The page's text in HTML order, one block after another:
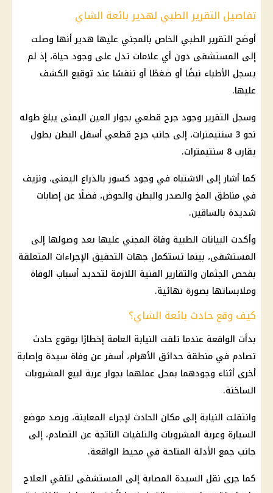
تفاصيل التقرير الطبي لهدير بائعة الشاي
أوضح التقرير الطبي الخاص بالمجني عليها هدير أنها وصلت
إلى المستشفى دون أي علامات تدل على وجود حياة، إذ لم
يسجل الأطباء نبضًا أو ضغطًا أو تنفسًا عند توقيع الكشف
عليها.
وسجل التقرير وجود جرح قطعي بجوار العين اليمنى يبلغ طوله
نحو 3 سنتيمترات، إلى جانب جرح قطعي أسفل البطن بطول
يقارب 8 سنتيمترات.
كما أشار إلى الاشتباه في وجود كسور بالذراع اليمنى، ونزيف
في مناطق المخ والصدر والبطن والحوض، فضلًا عن إصابات
شديدة بالساقين.
وأكدت البيانات الطبية وفاة المجني عليها بعد وصولها إلى
المستشفى، بينما تستكمل جهات التحقيق الإجراءات المتعلقة
بفحص الجثمان والتقارير الفنية اللازمة لتحديد أسباب الوفاة
وملابساتها بصورة نهائية.
كيف وقع حادث بائعة الشاي؟
بدأت الواقعة عندما تلقت النيابة العامة إخطارًا بوقوع حادث
تصادم في منطقة حدائق الأهرام، أسفر عن وفاة سيدة وإصابة
أخرى أثناء وجودهما بمحل عملهما بجوار عربة لبيع المشروبات
الساخنة.
وانتقلت النيابة إلى مكان الحادث لإجراء المعاينة، ورصد موضع
السيارة وعربة المشروبات والتلفيات الناتجة عن التصادم، إلى
جانب جمع الأدلة المتاحة في محيط الواقعة.
كما جرى نقل السيدة المصابة إلى المستشفى لتلقي العلاج